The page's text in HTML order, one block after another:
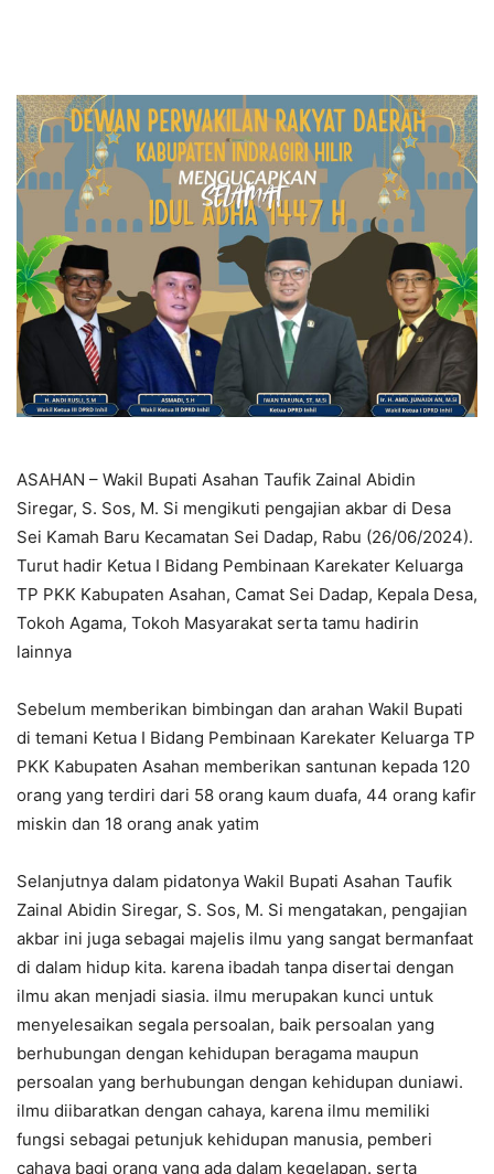
ASAHAN – Wakil Bupati Asahan Taufik Zainal Abidin
Siregar, S. Sos, M. Si mengikuti pengajian akbar di Desa
Sei Kamah Baru Kecamatan Sei Dadap, Rabu (26/06/2024).
Turut hadir Ketua I Bidang Pembinaan Karekater Keluarga
TP PKK Kabupaten Asahan, Camat Sei Dadap, Kepala Desa,
Tokoh Agama, Tokoh Masyarakat serta tamu hadirin
lainnya
Sebelum memberikan bimbingan dan arahan Wakil Bupati
di temani Ketua I Bidang Pembinaan Karekater Keluarga TP
PKK Kabupaten Asahan memberikan santunan kepada 120
orang yang terdiri dari 58 orang kaum duafa, 44 orang kafir
miskin dan 18 orang anak yatim
Selanjutnya dalam pidatonya Wakil Bupati Asahan Taufik
Zainal Abidin Siregar, S. Sos, M. Si mengatakan, pengajian
akbar ini juga sebagai majelis ilmu yang sangat bermanfaat
di dalam hidup kita. karena ibadah tanpa disertai dengan
ilmu akan menjadi siasia. ilmu merupakan kunci untuk
menyelesaikan segala persoalan, baik persoalan yang
berhubungan dengan kehidupan beragama maupun
persoalan yang berhubungan dengan kehidupan duniawi.
ilmu diibaratkan dengan cahaya, karena ilmu memiliki
fungsi sebagai petunjuk kehidupan manusia, pemberi
cahaya bagi orang yang ada dalam kegelapan. serta